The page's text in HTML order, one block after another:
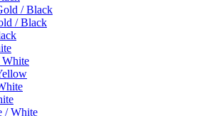
/ Black
/ Black
/ White